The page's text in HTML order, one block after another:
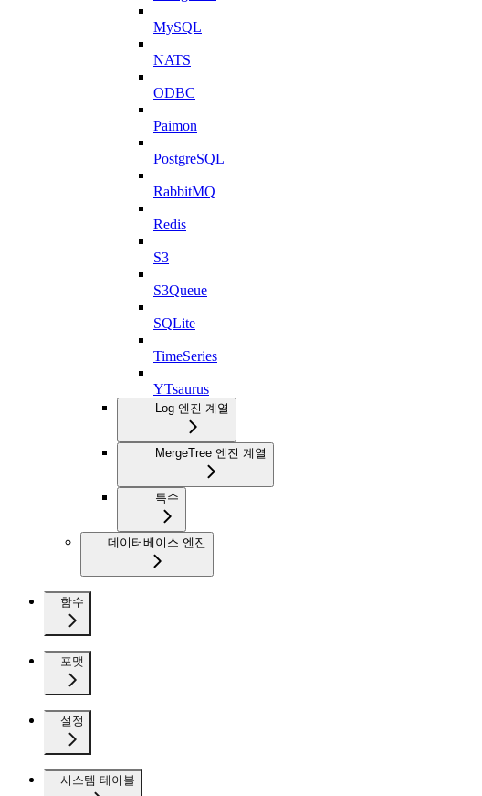
MySQL
NATS
ODBC
Paimon
PostgreSQL
RabbitMQ
Redis
S3
S3Queue
SQLite
TimeSeries
YTsaurus
Log 엔진 계열
MergeTree 엔진 계열
특수
데이터베이스 엔진
함수
포맷
설정
시스템 테이블